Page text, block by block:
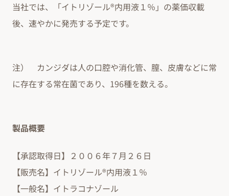
当社では、「イトリゾール®内用液１％」の薬価収載
後、速やかに発売する予定です。
注） カンジダは人の口腔や消化管、膣、皮膚などに常
に存在する常在菌であり、196種を数える。
製品概要
【承認取得日】２００６年７月２６日
【販売名】イトリゾール®内用液１％
【一般名】イトラコナゾール